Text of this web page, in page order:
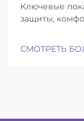
Ключевые
защиты,
шлемы
СМОТРЕТЬ